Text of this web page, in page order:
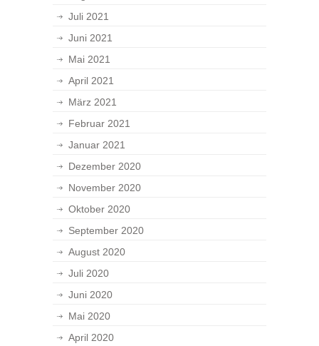
Juli 2021
Juni 2021
Mai 2021
April 2021
März 2021
Februar 2021
Januar 2021
Dezember 2020
November 2020
Oktober 2020
September 2020
August 2020
Juli 2020
Juni 2020
Mai 2020
April 2020